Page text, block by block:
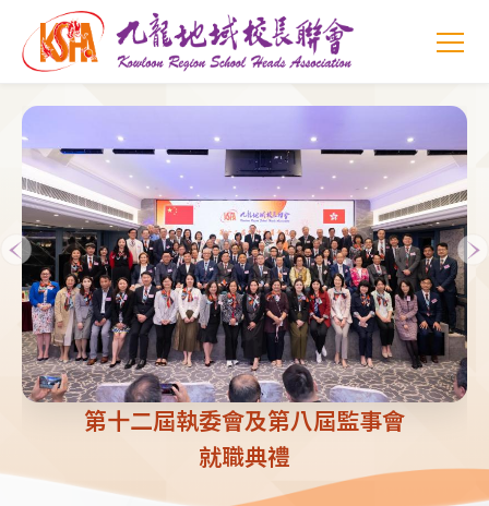
移至主內容
第十二屆執委會及第八屆監事會
就職典禮